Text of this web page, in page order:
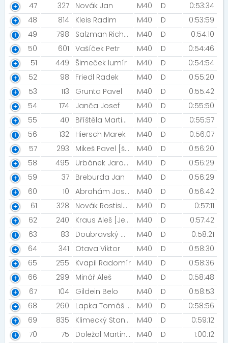
47
327 Novák Jan M40 D
0:53:34
48
814 Kleis Radim M40 D
0:53:59
49
798 Salzman Richard M40 D
0:54:10
50
601 Vašíček Petr M40 D
0:54:46
51
449 Šimeček lumír M40 D
0:54:54
52
98 Friedl Radek M40 D
0:55:20
53
113 Grunta Pavel M40 D
0:55:42
54
174 Janča Josef M40 D
0:55:50
55
40 Bříštěla Martin [M2M] M40 D
0:55:57
56
132 Hiersch Marek M40 D
0:56:07
57
293 Mikeš Pavel [šneci v běhu] M40 D
0:56:20
58
495 Urbánek Jaroslav M40 D
0:56:29
59
37 Breburda Jan M40 D
0:56:29
60
10 Abrahám Josef M40 D
0:56:42
61
328 Novák Rostislav M40 D
0:57:11
62
240 Kraus Aleš [Ještěd Sky Race] M40 D
0:57:42
63
83 Doubravský Milan M40 D
0:58:21
64
341 Otava Viktor M40 D
0:58:30
65
255 Kvapil Radomír M40 D
0:58:36
66
299 Minář Aleš M40 D
0:58:48
67
104 Gildein Belo M40 D
0:58:53
68
260 Lapka Tomáš [Nemcovce v behu] M40 D
0:58:56
69
835 Klimecký Stanislav M40 D
0:59:12
70
75 Doležal Martin [Šneci v běhu ] M40 D
1:00:12